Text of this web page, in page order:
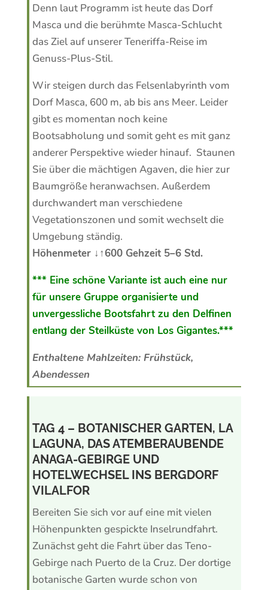
Denn laut Programm ist heute das Dorf
Masca und die berühmte Masca-Schlucht
das Ziel auf unserer Teneriffa-Reise im
Genuss-Plus-Stil.
Wir steigen durch das Felsenlabyrinth vom
Dorf Masca, 600 m, ab bis ans Meer. Leider
gibt es momentan noch keine
Bootsabholung und somit geht es mit ganz
anderer Perspektive wieder hinauf. Staunen
Sie über die mächtigen Agaven, die hier zur
Baumgröße heranwachsen. Außerdem
durchwandert man verschiedene
Vegetationszonen und somit wechselt die
Umgebung ständig.
Höhenmeter ↓↑600 Gehzeit 5–6 Std.
*** Eine schöne Variante ist auch eine nur
für unsere Gruppe organisierte und
unvergessliche Bootsfahrt zu den Delfinen
entlang der Steilküste von Los Gigantes.***
Enthaltene Mahlzeiten: Frühstück,
Abendessen
TAG 4 – BOTANISCHER GARTEN, LA
LAGUNA, DAS ATEMBERAUBENDE
ANAGA-GEBIRGE UND
HOTELWECHSEL INS BERGDORF
VILALFOR
Bereiten Sie sich vor auf eine mit vielen
Höhenpunkten gespickte Inselrundfahrt.
Zunächst geht die Fahrt über das Teno-
Gebirge nach Puerto de la Cruz. Der dortige
botanische Garten wurde schon von